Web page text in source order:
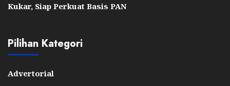
Kukar, Siap Perkuat Basis PAN
Pilihan Kategori
Advertorial